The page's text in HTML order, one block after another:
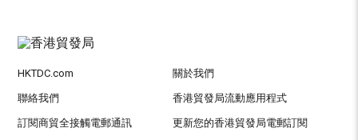
HKTDC.com 關於我們
聯絡我們 香港貿發局流動應用程式
訂閱商貿全接觸電郵通訊 更新您的香港貿發局電郵訂閱